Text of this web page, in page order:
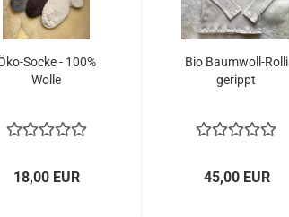
​Socke - 100%
Wolle
18,00 EUR
Bio Baumwoll-​​Rolli
ge­rippt
45,00 EUR